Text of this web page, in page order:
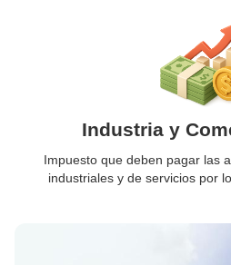
Industria y
Impuesto que deben pagar las
industriales y de servicios por